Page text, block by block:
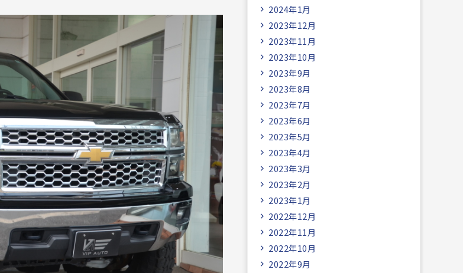
2024年1月
2023年12月
2023年11月
2023年10月
2023年9月
2023年8月
2023年7月
2023年6月
2023年5月
2023年4月
2023年3月
2023年2月
2023年1月
2022年12月
2022年11月
2022年10月
2022年9月